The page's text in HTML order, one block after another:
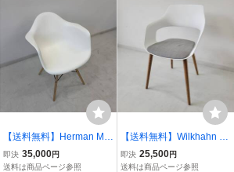
【送料無料】Herman Mill
er イームズプラスチック
シェルアームチェア ホワ
即決 35,000円
送料は商品ページ参照
【送料無料】Wilkhahn ウ
ィルクハーン 222 range
Occoレンジ オッコ アー
即決 25,500円
送料は商品ページ参照